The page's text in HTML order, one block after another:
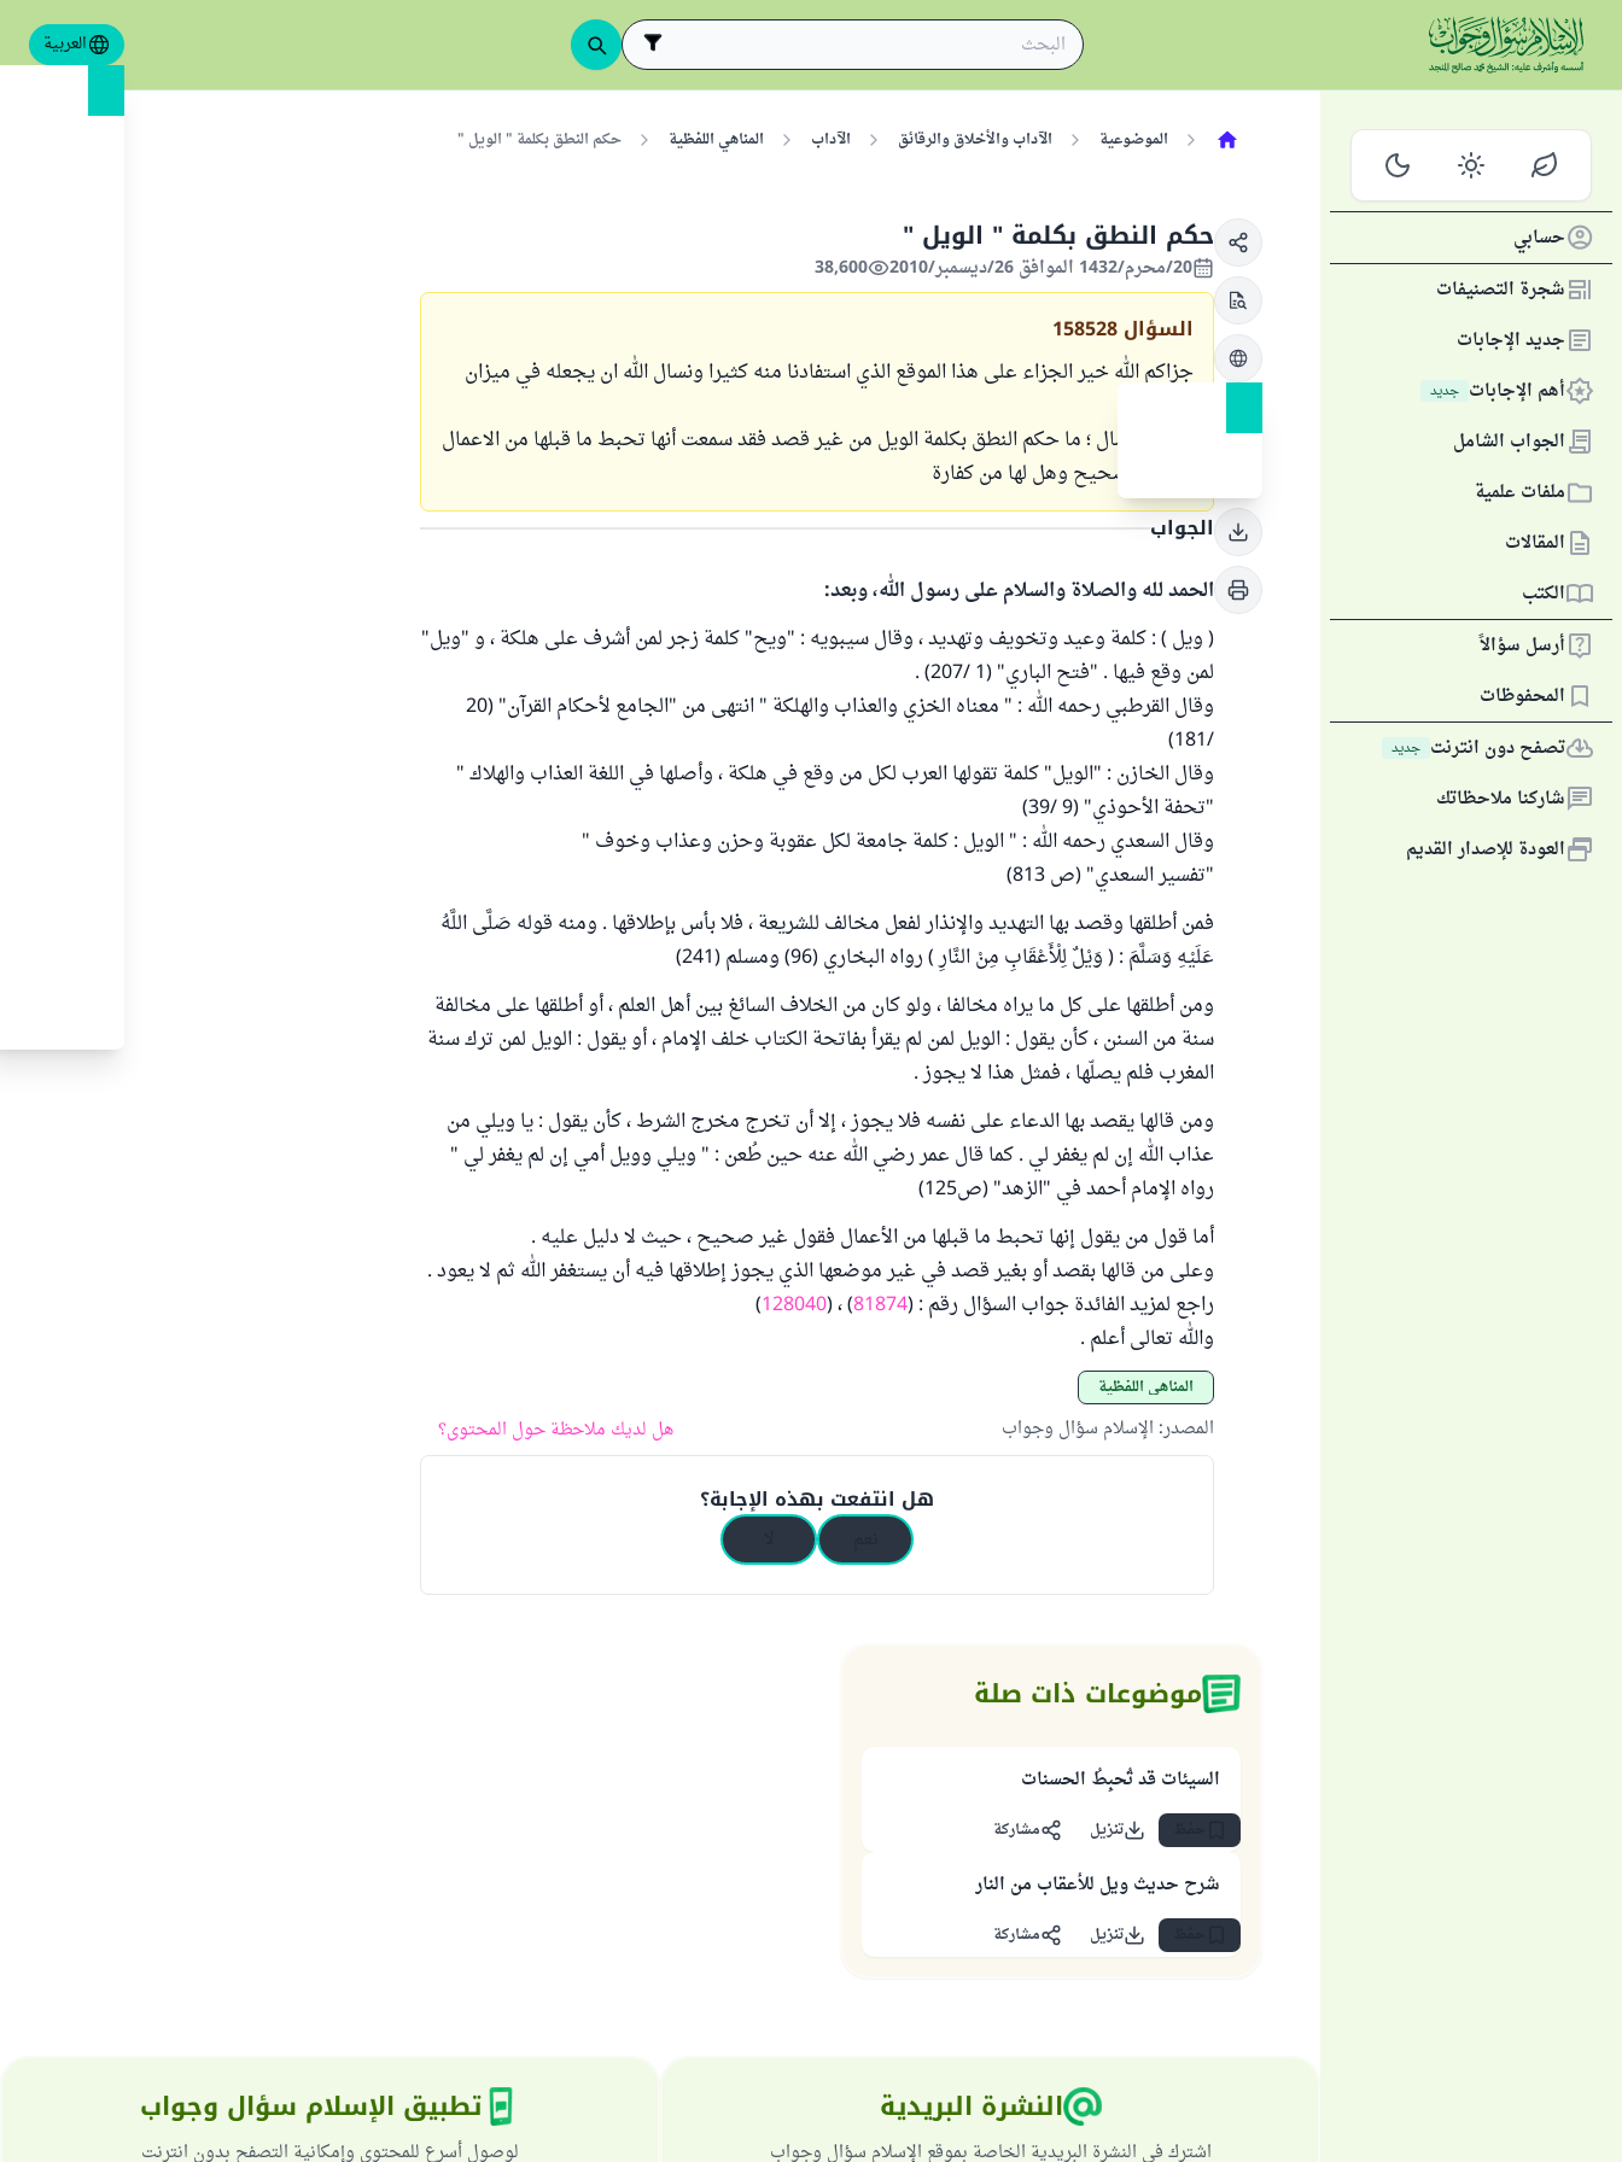
العربية
حسابي
شجرة التصنيفات
جديد الإجابات
أهم الإجابات جديد
الجواب الشامل
ملفات علمية
المقالات
الكتب
أرسل سؤالاً
المحفوظات
تصفح دون انترنت جديد
شاركنا ملاحظاتك
العودة للإصدار القديم
الموضوعية الآداب والأخلاق والرقائق الآداب المناهي اللفظية حكم النطق بكلمة " الويل "
حكم النطق بكلمة " الويل "
20/محرم/1432 الموافق 26/ديسمبر/2010 38,600
السؤال 158528
جزاكم الله خير الجزاء على هذا الموقع الذي استفادنا منه كثيرا ونسال الله ان يجعله في ميزان
أريد أن أسال ؛ ما حكم النطق بكلمة الويل من غير قصد فقد سمعت أنها تحبط ما قبلها من الاعمال
هل هذا صحيح وهل لها من كفارة
الجواب
الحمد لله والصلاة والسلام على رسول الله، وبعد:
( ويل ) : كلمة وعيد وتخويف وتهديد ، وقال سيبويه : "ويح" كلمة زجر لمن أشرف على هلكة ، و "ويل"
لمن وقع فيها . "فتح الباري" (1 /207) .
وقال القرطبي رحمه الله : " معناه الخزي والعذاب والهلكة " انتهى من "الجامع لأحكام القرآن" (20
/181)
وقال الخازن : "الويل" كلمة تقولها العرب لكل من وقع في هلكة ، وأصلها في اللغة العذاب والهلاك "
"تحفة الأحوذي" (9 /39)
وقال السعدي رحمه الله : " الويل : كلمة جامعة لكل عقوبة وحزن وعذاب وخوف "
"تفسير السعدي" (ص 813)
فمن أطلقها وقصد بها التهديد والإنذار لفعل مخالف للشريعة ، فلا بأس بإطلاقها . ومنه قوله صَلَّى اللَّهُ
عَلَيْهِ وَسَلَّمَ : ( وَيْلٌ لِلْأَعْقَابِ مِنْ النَّارِ ) رواه البخاري (96) ومسلم (241)
ومن أطلقها على كل ما يراه مخالفا ، ولو كان من الخلاف السائغ بين أهل العلم ، أو أطلقها على مخالفة
سنة من السنن ، كأن يقول : الويل لمن لم يقرأ بفاتحة الكتاب خلف الإمام ، أو يقول : الويل لمن ترك سنة
المغرب فلم يصلّها ، فمثل هذا لا يجوز .
ومن قالها يقصد بها الدعاء على نفسه فلا يجوز ، إلا أن تخرج مخرج الشرط ، كأن يقول : يا ويلي من
عذاب الله إن لم يغفر لي . كما قال عمر رضي الله عنه حين طُعن : " ويلي وويل أمي إن لم يغفر لي "
رواه الإمام أحمد في "الزهد" (ص125)
أما قول من يقول إنها تحبط ما قبلها من الأعمال فقول غير صحيح ، حيث لا دليل عليه .
وعلى من قالها بقصد أو بغير قصد في غير موضعها الذي يجوز إطلاقها فيه أن يستغفر الله ثم لا يعود .
راجع لمزيد الفائدة جواب السؤال رقم : (81874) ، (128040
)
والله تعالى أعلم .
المناهي اللفظية
المصدر: الإسلام سؤال وجواب هل لديك ملاحظة حول المحتوى؟
هل انتفعت بهذه الإجابة؟
موضوعات ذات صلة
السيئات قد تُحبِطُ الحسنات
تنزيل مشاركة
شرح حديث ويل للأعقاب من النار
تنزيل مشاركة
النشرة البريدية
اشترك في النشرة البريدية الخاصة بموقع الإسلام سؤال وجواب
تطبيق الإسلام سؤال وجواب
لوصول أسرع للمحتوى وإمكانية التصفح بدون انترنت